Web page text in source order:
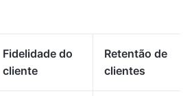
Fidelidade do
cliente
Retentão de
clientes